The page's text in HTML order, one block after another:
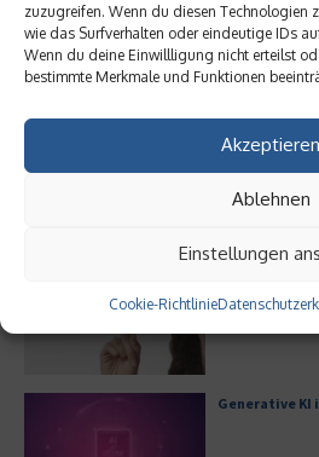
zuzugreifen. Wenn du diesen Technologien
wie das Surfverhalten oder eindeutige IDs
Wenn du deine Einwillligung nicht erteilst
bestimmte Merkmale und Funktionen
Akzeptieren
Ablehnen
Einstellungen
Cookie-Richtlinie
Aktuelles
Welche
Generative KI